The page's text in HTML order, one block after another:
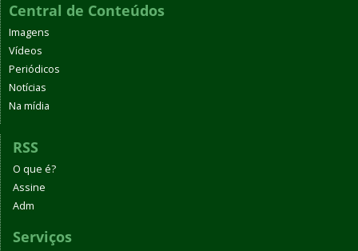
Central de Conteúdos
Imagens
Vídeos
Periódicos
Notícias
Na mídia
RSS
O que é?
Assine
Adm
Serviços